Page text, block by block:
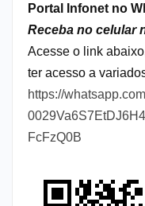
Portal Infonet no
Receba no celular
Acesse o link
ter acesso a
https://
FcFzQ0B